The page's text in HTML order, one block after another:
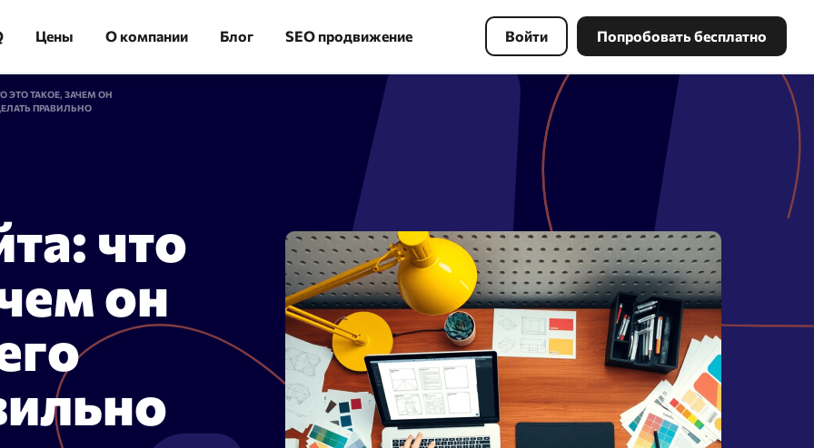
скорость
100000 URL в течение
Аудит сайта
Огромная экономия времени:
сгруппируйте 10 000 ключевых
слов за 10 минут
Инструменты PBN
Найдите свободный домен по
ключевым словам с хорошей
ссылочной массой и восстановите
копию сайта в несколько кликов.
Поиск в Webarchive
Массовая проверка Whois
Цены О компании Блог SEO продвижение Войти Попробовать бесплатно
ЭТО ТАКОЕ, ЗАЧЕМ ОН
ПРАВИЛЬНО
что
он